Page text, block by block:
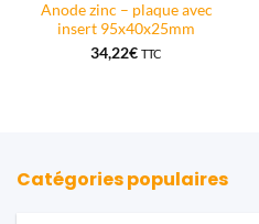
Anode zinc – plaque avec
insert 95x40x25mm
34,22€ TTC
Catégories populaires